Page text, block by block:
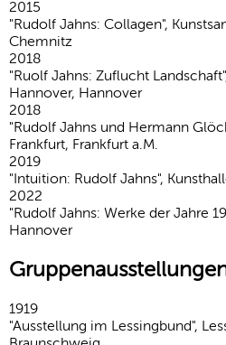
2015
"Rudolf Jahns: Collagen",
Chemnitz
2018
"Ruolf Jahns: Zuflucht
Hannover, Hannover
2018
"Rudolf Jahns und Hermann
Frankfurt, Frankfurt a.M.
2019
"Intuition: Rudolf Jahns",
2022
"Rudolf Jahns: Werke der Jahre
Hannover
1919
"Ausstellung im Lessingbund",